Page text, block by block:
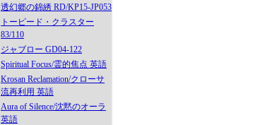
透幻郷の錦綉 RD/KP15-JP053
トーピード・クラスター
83/110
ジャブロー GD04-122
Spiritual Focus/霊的焦点 英語
Krosan Reclamation/クローサ
流再利用 英語
Aura of Silence/沈黙のオーラ
英語